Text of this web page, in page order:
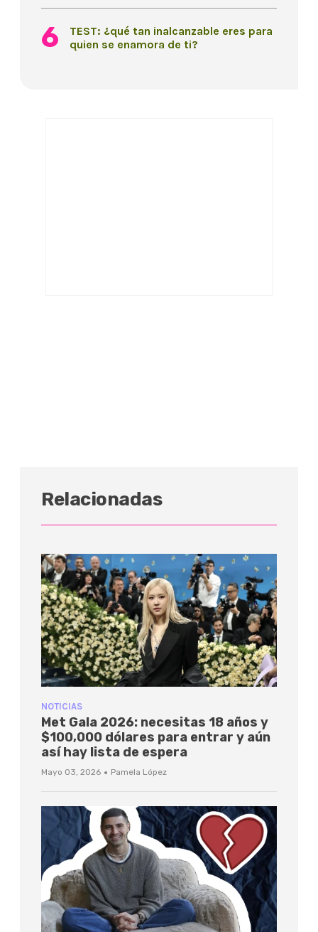
TEST: ¿qué tan inalcanzable eres para
quien se enamora de ti?
Relacionadas
NOTICIAS
Met Gala 2026: necesitas 18 años y
$100,000 dólares para entrar y aún
así hay lista de espera
Mayo 03, 2026 · Pamela López